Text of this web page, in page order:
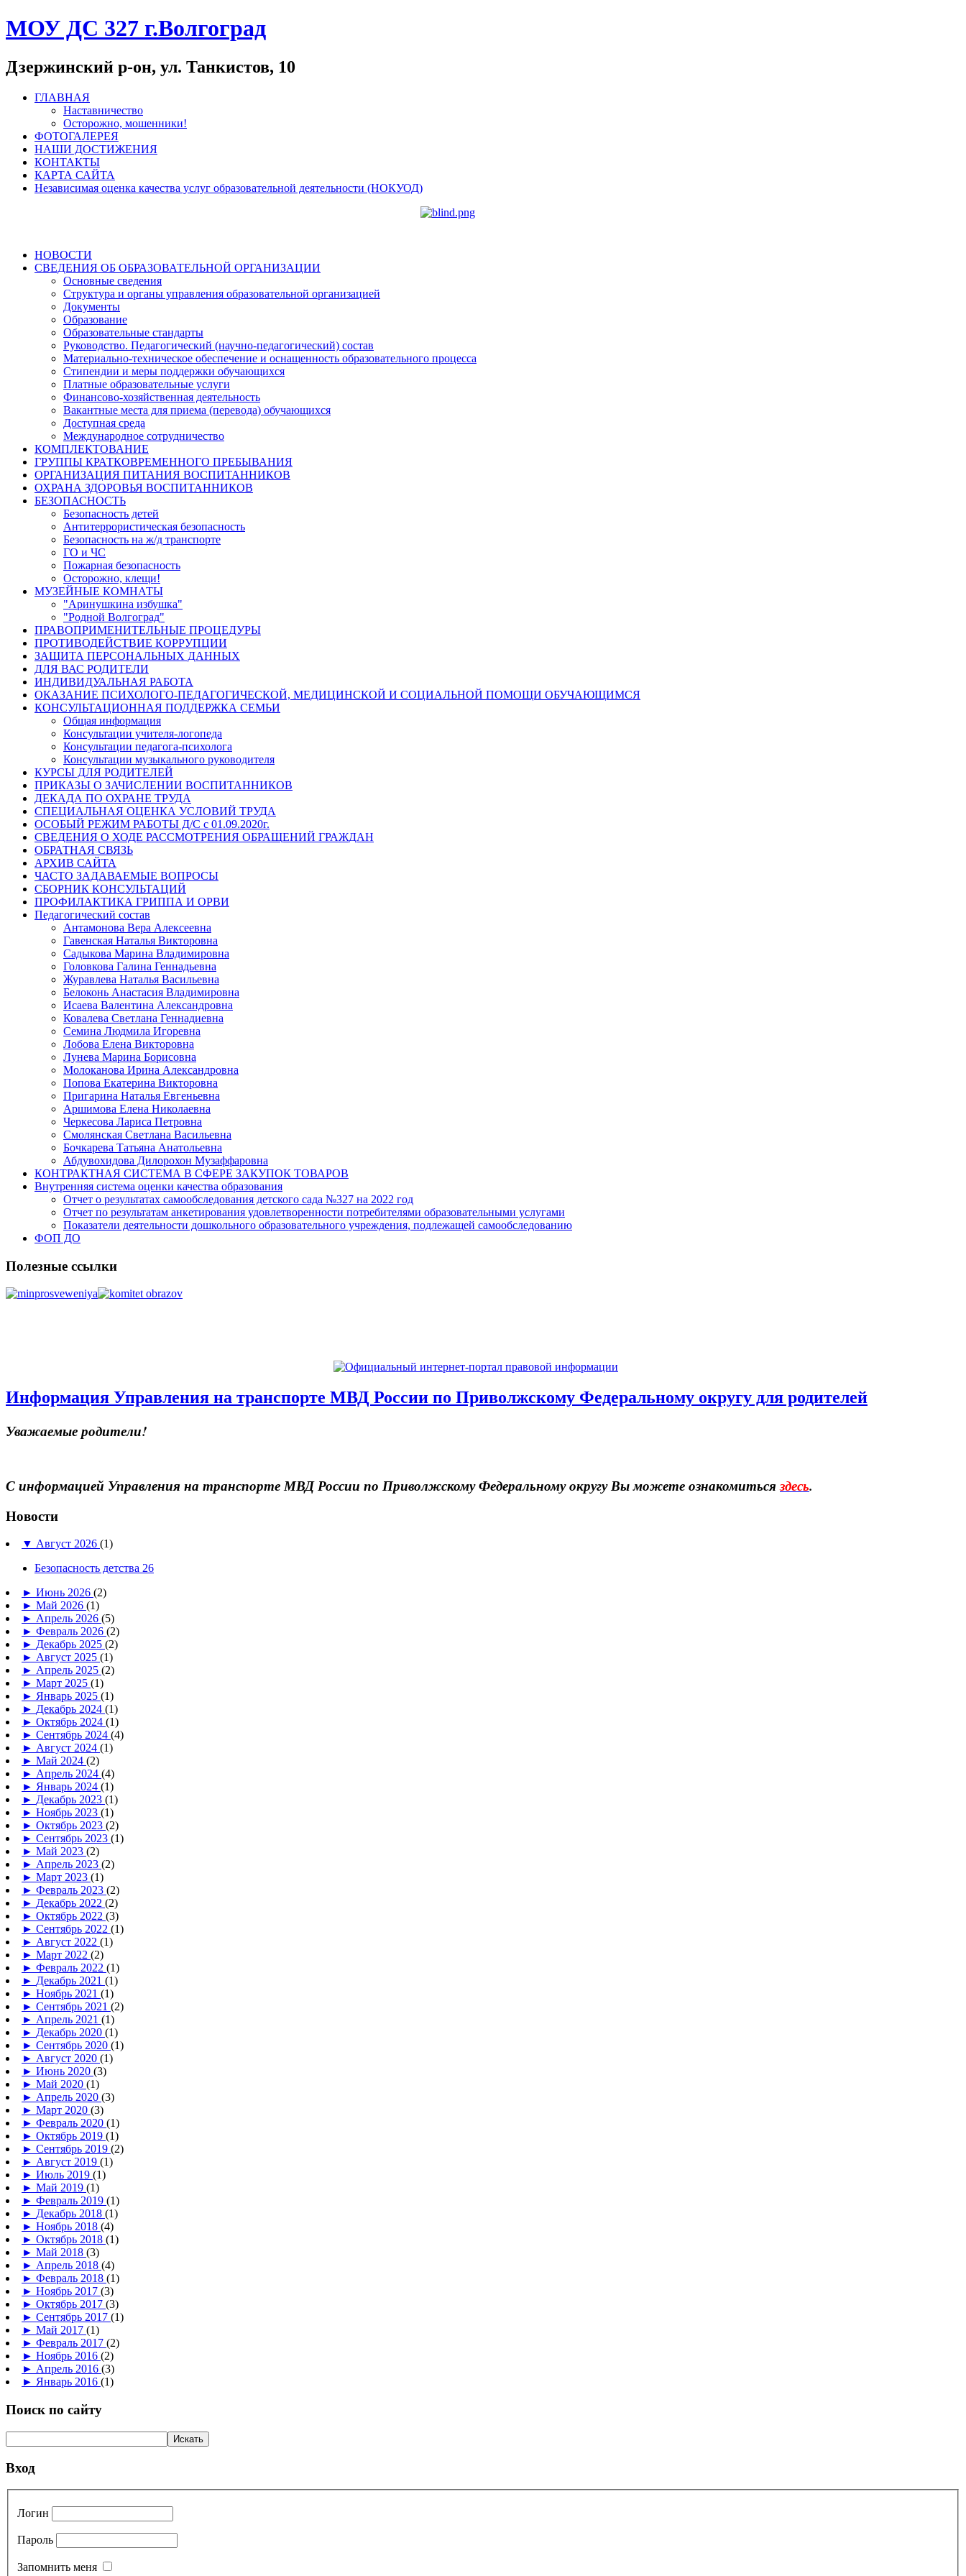
МОУ ДС 327 г.Волгоград
Дзержинский р-он, ул. Танкистов, 10
ГЛАВНАЯ
Наставничество
Осторожно, мошенники!
ФОТОГАЛЕРЕЯ
НАШИ ДОСТИЖЕНИЯ
КОНТАКТЫ
КАРТА САЙТА
Независимая оценка качества услуг образовательной деятельности (НОКУОД)
НОВОСТИ
СВЕДЕНИЯ ОБ ОБРАЗОВАТЕЛЬНОЙ ОРГАНИЗАЦИИ
Основные сведения
Структура и органы управления образовательной организацией
Документы
Образование
Образовательные стандарты
Руководство. Педагогический (научно-педагогический) состав
Материально-техническое обеспечение и оснащенность образовательного процесса
Стипендии и меры поддержки обучающихся
Платные образовательные услуги
Финансово-хозяйственная деятельность
Вакантные места для приема (перевода) обучающихся
Доступная среда
Международное сотрудничество
КОМПЛЕКТОВАНИЕ
ГРУППЫ КРАТКОВРЕМЕННОГО ПРЕБЫВАНИЯ
ОРГАНИЗАЦИЯ ПИТАНИЯ ВОСПИТАННИКОВ
ОХРАНА ЗДОРОВЬЯ ВОСПИТАННИКОВ
БЕЗОПАСНОСТЬ
Безопасность детей
Антитеррористическая безопасность
Безопасность на ж/д транспорте
ГО и ЧС
Пожарная безопасность
Осторожно, клещи!
МУЗЕЙНЫЕ КОМНАТЫ
"Аринушкина избушка"
"Родной Волгоград"
ПРАВОПРИМЕНИТЕЛЬНЫЕ ПРОЦЕДУРЫ
ПРОТИВОДЕЙСТВИЕ КОРРУПЦИИ
ЗАЩИТА ПЕРСОНАЛЬНЫХ ДАННЫХ
ДЛЯ ВАС РОДИТЕЛИ
ИНДИВИДУАЛЬНАЯ РАБОТА
ОКАЗАНИЕ ПСИХОЛОГО-ПЕДАГОГИЧЕСКОЙ, МЕДИЦИНСКОЙ И СОЦИАЛЬНОЙ ПОМОЩИ ОБУЧАЮЩИМСЯ
КОНСУЛЬТАЦИОННАЯ ПОДДЕРЖКА СЕМЬИ
Общая информация
Консультации учителя-логопеда
Консультации педагога-психолога
Консультации музыкального руководителя
КУРСЫ ДЛЯ РОДИТЕЛЕЙ
ПРИКАЗЫ О ЗАЧИСЛЕНИИ ВОСПИТАННИКОВ
ДЕКАДА ПО ОХРАНЕ ТРУДА
СПЕЦИАЛЬНАЯ ОЦЕНКА УСЛОВИЙ ТРУДА
ОСОБЫЙ РЕЖИМ РАБОТЫ Д/С с 01.09.2020г.
СВЕДЕНИЯ О ХОДЕ РАССМОТРЕНИЯ ОБРАЩЕНИЙ ГРАЖДАН
ОБРАТНАЯ СВЯЗЬ
АРХИВ САЙТА
ЧАСТО ЗАДАВАЕМЫЕ ВОПРОСЫ
СБОРНИК КОНСУЛЬТАЦИЙ
ПРОФИЛАКТИКА ГРИППА И ОРВИ
Педагогический состав
Антамонова Вера Алексеевна
Гавенская Наталья Викторовна
Садыкова Марина Владимировна
Головкова Галина Геннадьевна
Журавлева Наталья Васильевна
Белоконь Анастасия Владимировна
Исаева Валентина Александровна
Ковалева Светлана Геннадиевна
Семина Людмила Игоревна
Лобова Елена Викторовна
Лунева Марина Борисовна
Молоканова Ирина Александровна
Попова Екатерина Викторовна
Пригарина Наталья Евгеньевна
Аршимова Елена Николаевна
Черкесова Лариса Петровна
Смолянская Светлана Васильевна
Бочкарева Татьяна Анатольевна
Абдувохидова Дилорохон Музаффаровна
КОНТРАКТНАЯ СИСТЕМА В СФЕРЕ ЗАКУПОК ТОВАРОВ
Внутренняя система оценки качества образования
Отчет о результатах самообследования детского сада №327 на 2022 год
Отчет по результатам анкетирования удовлетворенности потребителями образовательными услугами
Показатели деятельности дошкольного образовательного учреждения, подлежащей самообследованию
ФОП ДО
Полезные ссылки
Информация Управления на транспорте МВД России по Приволжскому Федеральному округу для родителей
Уважаемые родители!
С информацией Управления на транспорте МВД России по Приволжскому Федеральному округу Вы можете ознакомитьсяздесь.
Новости
▼ Август 2026 (1)
Безопасность детства 26
► Июнь 2026 (2)
► Май 2026 (1)
► Апрель 2026 (5)
► Февраль 2026 (2)
► Декабрь 2025 (2)
► Август 2025 (1)
► Апрель 2025 (2)
► Март 2025 (1)
► Январь 2025 (1)
► Декабрь 2024 (1)
► Октябрь 2024 (1)
► Сентябрь 2024 (4)
► Август 2024 (1)
► Май 2024 (2)
► Апрель 2024 (4)
► Январь 2024 (1)
► Декабрь 2023 (1)
► Ноябрь 2023 (1)
► Октябрь 2023 (2)
► Сентябрь 2023 (1)
► Май 2023 (2)
► Апрель 2023 (2)
► Март 2023 (1)
► Февраль 2023 (2)
► Декабрь 2022 (2)
► Октябрь 2022 (3)
► Сентябрь 2022 (1)
► Август 2022 (1)
► Март 2022 (2)
► Февраль 2022 (1)
► Декабрь 2021 (1)
► Ноябрь 2021 (1)
► Сентябрь 2021 (2)
► Апрель 2021 (1)
► Декабрь 2020 (1)
► Сентябрь 2020 (1)
► Август 2020 (1)
► Июнь 2020 (3)
► Май 2020 (1)
► Апрель 2020 (3)
► Март 2020 (3)
► Февраль 2020 (1)
► Октябрь 2019 (1)
► Сентябрь 2019 (2)
► Август 2019 (1)
► Июль 2019 (1)
► Май 2019 (1)
► Февраль 2019 (1)
► Декабрь 2018 (1)
► Ноябрь 2018 (4)
► Октябрь 2018 (1)
► Май 2018 (3)
► Апрель 2018 (4)
► Февраль 2018 (1)
► Ноябрь 2017 (3)
► Октябрь 2017 (3)
► Сентябрь 2017 (1)
► Май 2017 (1)
► Февраль 2017 (2)
► Ноябрь 2016 (2)
► Апрель 2016 (3)
► Январь 2016 (1)
Поиск по сайту
Вход
Логин
Пароль
Запомнить меня